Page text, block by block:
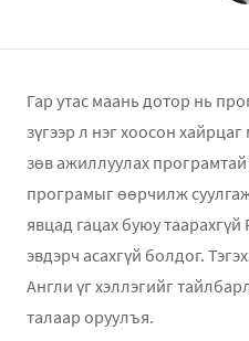
Гар утас маань дотор нь
зүгээр л нэг хоосон
зөв ажиллуулах
програмыг өөрчилж
явцад гацах буюу таарахгүй
эвдэрч асахгүй болдог.
Англи үг хэллэгийг
талаар оруулъя.